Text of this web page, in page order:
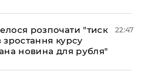
розпочати "тиск
курсу
новина для рубля"
22:47